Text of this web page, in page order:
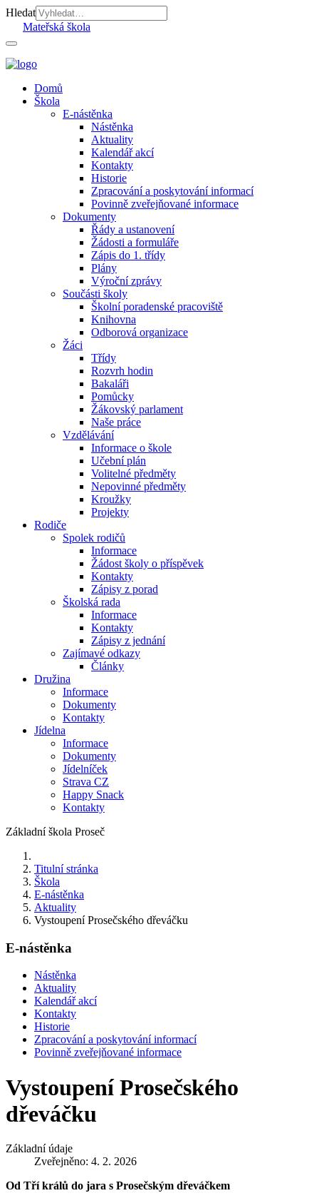
Hledat
Mateřská škola
Domů
Škola
E-nástěnka
Nástěnka
Aktuality
Kalendář akcí
Kontakty
Historie
Zpracování a poskytování informací
Povinně zveřejňované informace
Dokumenty
Řády a ustanovení
Žádosti a formuláře
Zápis do 1. třídy
Plány
Výroční zprávy
Součásti školy
Školní poradenské pracoviště
Knihovna
Odborová organizace
Žáci
Třídy
Rozvrh hodin
Bakaláři
Pomůcky
Žákovský parlament
Naše práce
Vzdělávání
Informace o škole
Učební plán
Volitelné předměty
Nepovinné předměty
Kroužky
Projekty
Rodiče
Spolek rodičů
Informace
Žádost školy o příspěvek
Kontakty
Zápisy z porad
Školská rada
Informace
Kontakty
Zápisy z jednání
Zajímavé odkazy
Články
Družina
Informace
Dokumenty
Kontakty
Jídelna
Informace
Dokumenty
Jídelníček
Strava CZ
Happy Snack
Kontakty
Základní škola Proseč
Titulní stránka
Škola
E-nástěnka
Aktuality
Vystoupení Prosečského dřeváčku
E-nástěnka
Nástěnka
Aktuality
Kalendář akcí
Kontakty
Historie
Zpracování a poskytování informací
Povinně zveřejňované informace
Vystoupení Prosečského
dřeváčku
Základní údaje
Zveřejněno: 4. 2. 2026
Od Tří králů do jara s Prosečským dřeváčkem